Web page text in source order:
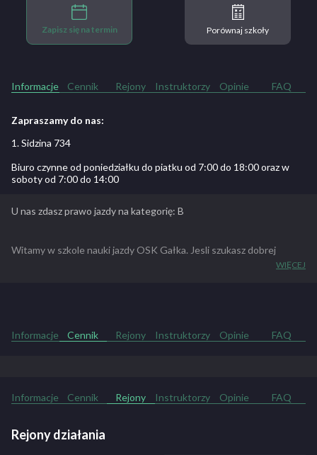
Zapisz się na termin Porównaj szkoły
Informacje Cennik Rejony Instruktorzy Opinie FAQ
Zapraszamy do nas:
1. Sidzina 734
Biuro czynne od poniedziałku do piatku od 7:00 do 18:00 oraz w
soboty od 7:00 do 14:00
U nas zdasz prawo jazdy na kategorię: B
Witamy w szkole nauki jazdy OSK Gałka. Jesli szukasz dobrej
szkoły, dobrze trafiłeś, tylko u nas 8 wyjazdów do Sącza w cenieWIĘCEJ
Informacje Cennik Rejony Instruktorzy Opinie FAQ
Informacje Cennik Rejony Instruktorzy Opinie FAQ
Rejony działania